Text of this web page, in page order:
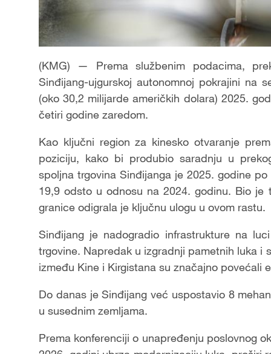
(KMG) — Prema službenim podacima,
Sinđijang-ujgurskoj autonomnoj pokrajini na
(oko 30,2 milijarde američkih dolara) 2025.
četiri godine zaredom.
Kao ključni region za kinesko otvaranje
poziciju, kako bi produbio saradnju u
spoljna trgovina Sinđijanga je 2025. godine
19,9 odsto u odnosu na 2024. godinu. Bio je
granice odigrala je ključnu ulogu u ovom rastu.
Sinđijang je nadogradio infrastrukture na
trgovine. Napredak u izgradnji pametnih luka i
između Kine i Kirgistana su značajno povećali
Do danas je Sinđijang već uspostavio 8
u susednim zemljama.
Prema konferenciji o unapređenju poslovnog